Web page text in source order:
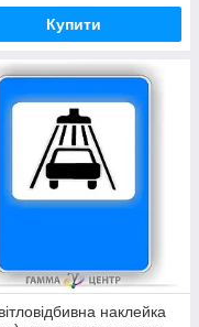
Купити
наклейка